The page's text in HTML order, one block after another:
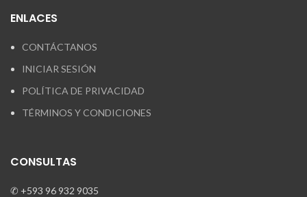
ENLACES
CONTÁCTANOS
INICIAR SESIÓN
POLÍTICA DE PRIVACIDAD
TÉRMINOS Y CONDICIONES
CONSULTAS
✆ +593 96 932 9035